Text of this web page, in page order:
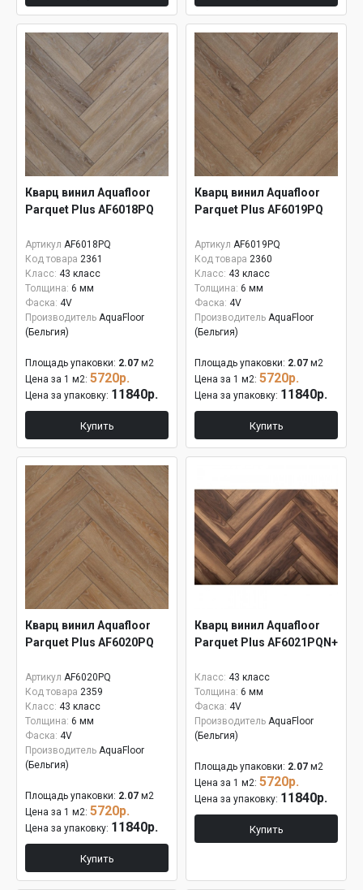
Кварц винил Aquafloor
Parquet Plus AF6018PQ
Артикул AF6018PQ
Код товара 2361
Класс: 43 класс
Толщина: 6 мм
Фаска: 4V
Производитель AquaFloor
(Бельгия)
Площадь упаковки: 2.07 м2
Цена за 1 м2: 5720р.
Цена за упаковку: 11840р.
Купить
Кварц винил Aquafloor
Parquet Plus AF6019PQ
Артикул AF6019PQ
Код товара 2360
Класс: 43 класс
Толщина: 6 мм
Фаска: 4V
Производитель AquaFloor
(Бельгия)
Площадь упаковки: 2.07 м2
Цена за 1 м2: 5720р.
Цена за упаковку: 11840р.
Купить
Кварц винил Aquafloor
Parquet Plus AF6020PQ
Артикул AF6020PQ
Код товара 2359
Класс: 43 класс
Толщина: 6 мм
Фаска: 4V
Производитель AquaFloor
(Бельгия)
Площадь упаковки: 2.07 м2
Цена за 1 м2: 5720р.
Цена за упаковку: 11840р.
Купить
Кварц винил Aquafloor
Parquet Plus AF6021PQN+
Класс: 43 класс
Толщина: 6 мм
Фаска: 4V
Производитель AquaFloor
(Бельгия)
Площадь упаковки: 2.07 м2
Цена за 1 м2: 5720р.
Цена за упаковку: 11840р.
Купить